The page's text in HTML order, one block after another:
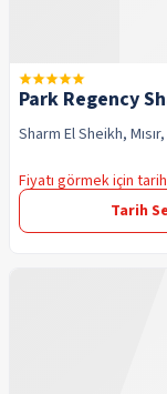
Park Regency
Sharm El Sheikh, Mısır,
Fiyatı görmek için
Tarih